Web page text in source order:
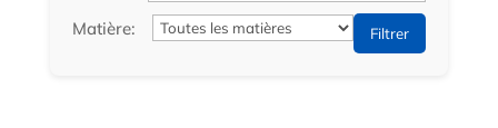
Matière:
Filtrer